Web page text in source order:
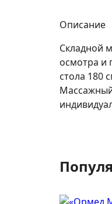
Описание
Складной
осмотра и
стола 180